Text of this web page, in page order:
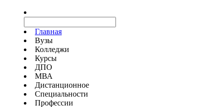
Главная
Вузы
Колледжи
Курсы
ДПО
МВА
Дистанционное
Специальности
Профессии